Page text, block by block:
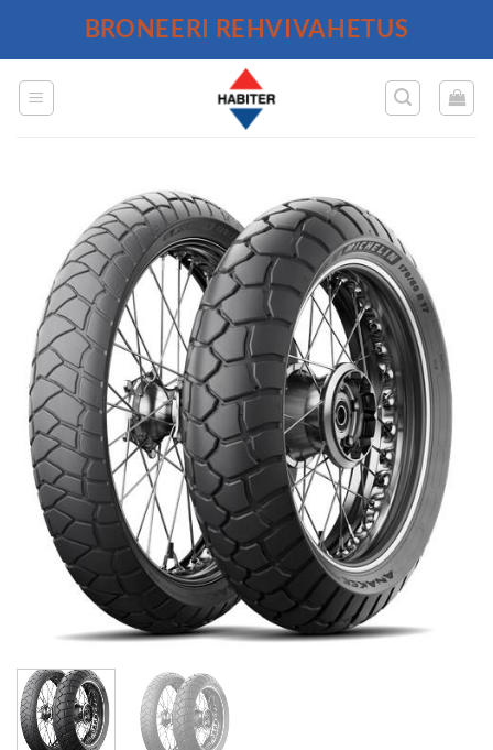
BRONEERI REHVIVAHETUS